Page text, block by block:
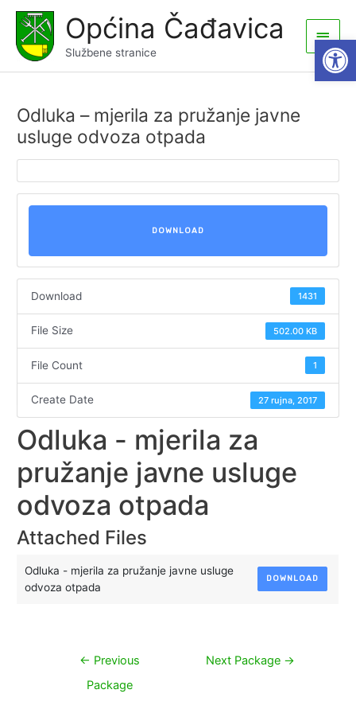
content
Općina Čađavica
Službene stranice
Main
Menu
Odluka – mjerila za pružanje javne
usluge odvoza otpada
DOWNLOAD
Download 1431
File Size 502.00 KB
File Count 1
Create Date 27 rujna, 2017
Odluka - mjerila za
pružanje javne usluge
odvoza otpada
Attached Files
Odluka - mjerila za pružanje javne usluge
odvoza otpada
DOWNLOAD
Navigacija
← Previous
Package
Next Package →